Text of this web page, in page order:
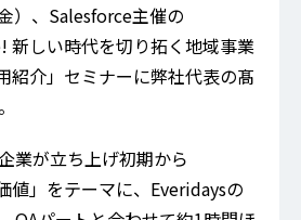
）、Salesforce主催の
新しい時代を切り拓く地域事業
紹介」セミナーに弊社代表の髙
業が立ち上げ初期から
値」をテーマに、Everidaysの